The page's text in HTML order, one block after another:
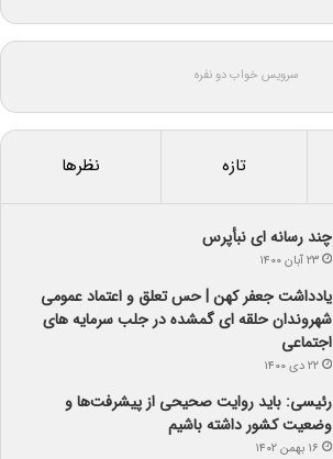
سرویس خواب دو نفره
تازه نظرها
چند رسانه ای نبأپرس
۲۳ آبان ۱۴۰۰
یادداشت جعفر کهن | حس تعلق و اعتماد عمومی
شهروندان حلقه ای گمشده در جلب سرمایه های
اجتماعی
۲۲ دی ۱۴۰۰
رئیسی: باید روایت صحیحی از پیشرفت‌ها و
وضعیت کشور داشته باشیم
۱۶ بهمن ۱۴۰۲